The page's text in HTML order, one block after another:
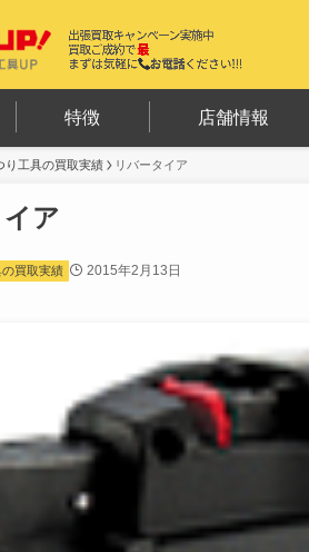
特徴 店舗情報
り工具の買取実績 リバータイア
ア
買取実績 2015年2月13日